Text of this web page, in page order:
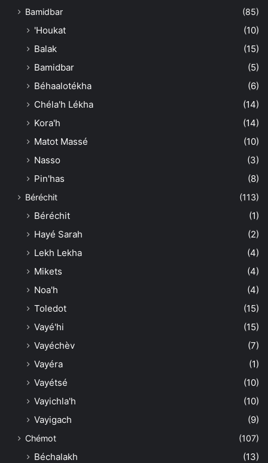
Bamidbar (85)
'Houkat
(10)
Balak
(15)
Bamidbar
(5)
Béhaalotékha
(6)
Chéla'h Lékha
(14)
Kora'h
(14)
Matot Massé
(10)
Nasso
(3)
Pin'has
(8)
Béréchit (113)
Béréchit
(1)
Hayé Sarah
(2)
Lekh Lekha
(4)
Mikets
(4)
Noa'h
(4)
Toledot
(15)
Vayé'hi
(15)
Vayéchèv
(7)
Vayéra
(1)
Vayétsé
(10)
Vayichla'h
(10)
Vayigach
(9)
Chémot (107)
Béchalakh
(13)